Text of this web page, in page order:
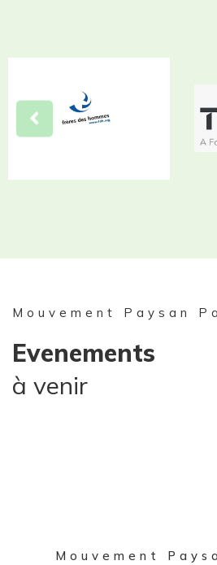
Mouvement Paysan
Evenements
à venir
Mouvement